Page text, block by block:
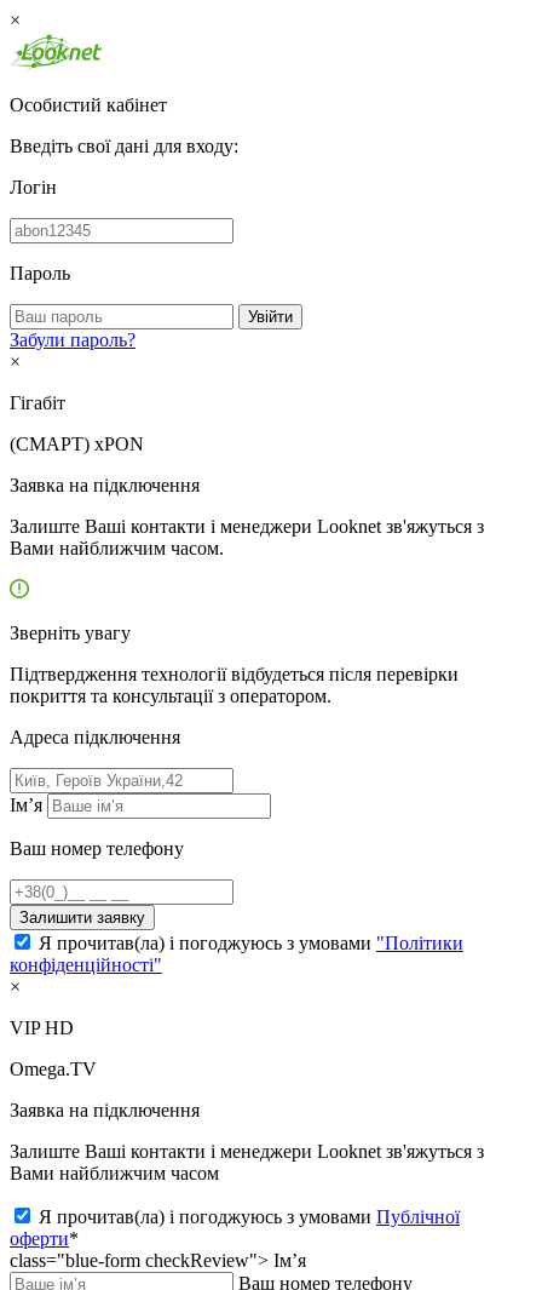
×
Особистий кабінет
Введіть свої дані для входу:
Логін
Пароль
Увійти
Забули пароль?
×
Гігабіт
(СМАРТ) xPON
Заявка на підключення
Залиште Ваші контакти і менеджери Looknet зв'яжуться з
Вами найближчим часом.
Зверніть увагу
Підтвердження технології відбудеться після перевірки
покриття та консультації з оператором.
Адресa підключення
Ім’я
Ваш номер телефону
Залишити заявку
Я прочитав(ла) і погоджуюсь з умовами "Політики
конфіденційності"
×
VIP HD
Omega.TV
Заявка на підключення
Залиште Ваші контакти і менеджери Looknet зв'яжуться з
Вами найближчим часом
Я прочитав(ла) і погоджуюсь з умовами Публічної
оферти*
class="blue-form checkReview"> Ім’я
Ваш номер телефону